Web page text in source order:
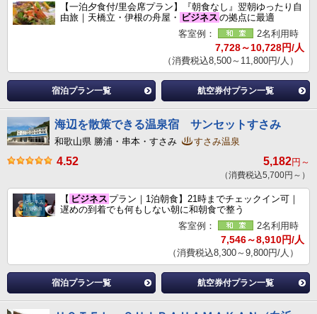
【一泊夕食付/里会席プラン】『朝食なし』翌朝ゆったり自
由旅｜天橋立・伊根の舟屋・ ビジネス の拠点に最適
客室例：
2名利用時
7,728～10,728円/人
（消費税込8,500～11,800円/人）
宿泊プラン一覧 航空券付プラン一覧
海辺を散策できる温泉宿 サンセットすさみ
和歌山県 勝浦・串本・すさみ すさみ温泉
4.52 5,182円～
（消費税込5,700円～）
【 ビジネス プラン｜1泊朝食】21時までチェックイン可｜
遅めの到着でも何もしない朝に和朝食で整う
客室例：
2名利用時
7,546～8,910円/人
（消費税込8,300～9,800円/人）
宿泊プラン一覧 航空券付プラン一覧